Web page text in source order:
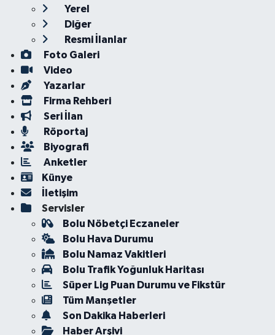
Yerel
Diğer
Resmi İlanlar
Foto Galeri
Video
Yazarlar
Firma Rehberi
Seri İlan
Röportaj
Biyografi
Anketler
Künye
İletişim
Servisler
Bolu Nöbetçi Eczaneler
Bolu Hava Durumu
Bolu Namaz Vakitleri
Bolu Trafik Yoğunluk Haritası
Süper Lig Puan Durumu ve Fikstür
Tüm Manşetler
Son Dakika Haberleri
Haber Arşivi